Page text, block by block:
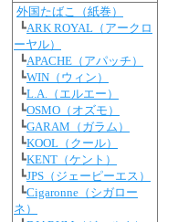
外国たばこ（紙巻）
┗ARK ROYAL（アークロ
ーヤル）
┗APACHE（アパッチ）
┗WIN（ウィン）
┗L.A.（エルエー）
┗OSMO（オズモ）
┗GARAM（ガラム）
┗KOOL（クール）
┗KENT（ケント）
┗JPS（ジェーピーエス）
┗Cigaronne（シガロー
ネ）